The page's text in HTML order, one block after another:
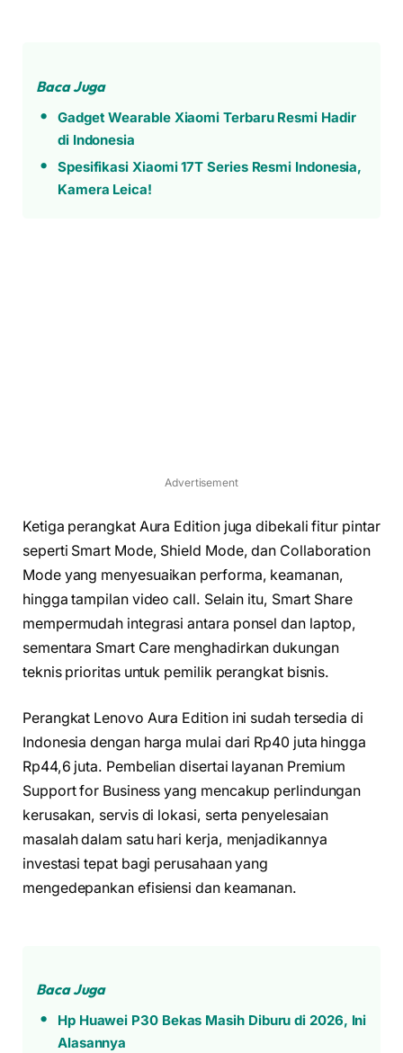
Baca Juga
Gadget Wearable Xiaomi Terbaru Resmi Hadir
di Indonesia
Spesifikasi Xiaomi 17T Series Resmi Indonesia,
Kamera Leica!
Advertisement
Ketiga perangkat Aura Edition juga dibekali fitur pintar
seperti Smart Mode, Shield Mode, dan Collaboration
Mode yang menyesuaikan performa, keamanan,
hingga tampilan video call. Selain itu, Smart Share
mempermudah integrasi antara ponsel dan laptop,
sementara Smart Care menghadirkan dukungan
teknis prioritas untuk pemilik perangkat bisnis.
Perangkat Lenovo Aura Edition ini sudah tersedia di
Indonesia dengan harga mulai dari Rp40 juta hingga
Rp44,6 juta. Pembelian disertai layanan Premium
Support for Business yang mencakup perlindungan
kerusakan, servis di lokasi, serta penyelesaian
masalah dalam satu hari kerja, menjadikannya
investasi tepat bagi perusahaan yang
mengedepankan efisiensi dan keamanan.
Baca Juga
Hp Huawei P30 Bekas Masih Diburu di 2026, Ini
Alasannya